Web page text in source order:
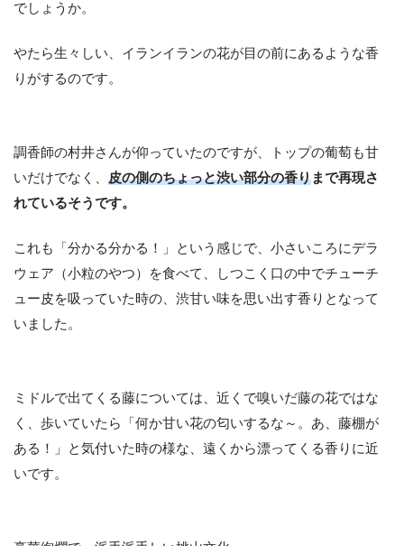
でしょうか。
やたら生々しい、イランイランの花が目の前にあるような香
りがするのです。
調香師の村井さんが仰っていたのですが、トップの葡萄も甘
いだけでなく、 皮の側のちょっと渋い部分の香り まで再現さ
れているそうです。
これも「分かる分かる！」という感じで、小さいころにデラ
ウェア（小粒のやつ）を食べて、しつこく口の中でチューチ
ュー皮を吸っていた時の、渋甘い味を思い出す香りとなって
いました。
ミドルで出てくる藤については、近くで嗅いだ藤の花ではな
く、歩いていたら「何か甘い花の匂いするな～。あ、藤棚が
ある！」と気付いた時の様な、遠くから漂ってくる香りに近
いです。